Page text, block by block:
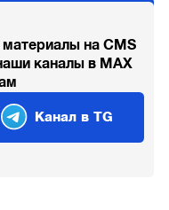
на CMS
каналы в MAX
Канал в TG